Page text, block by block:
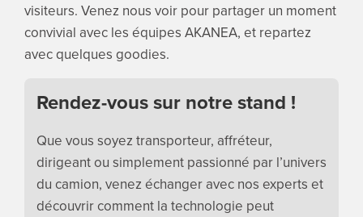
visiteurs. Venez nous voir pour partager un moment
convivial avec les équipes AKANEA, et repartez
avec quelques goodies.
Rendez-vous sur notre stand !
Que vous soyez transporteur, affréteur,
dirigeant ou simplement passionné par l’univers
du camion, venez échanger avec nos experts et
découvrir comment la technologie peut